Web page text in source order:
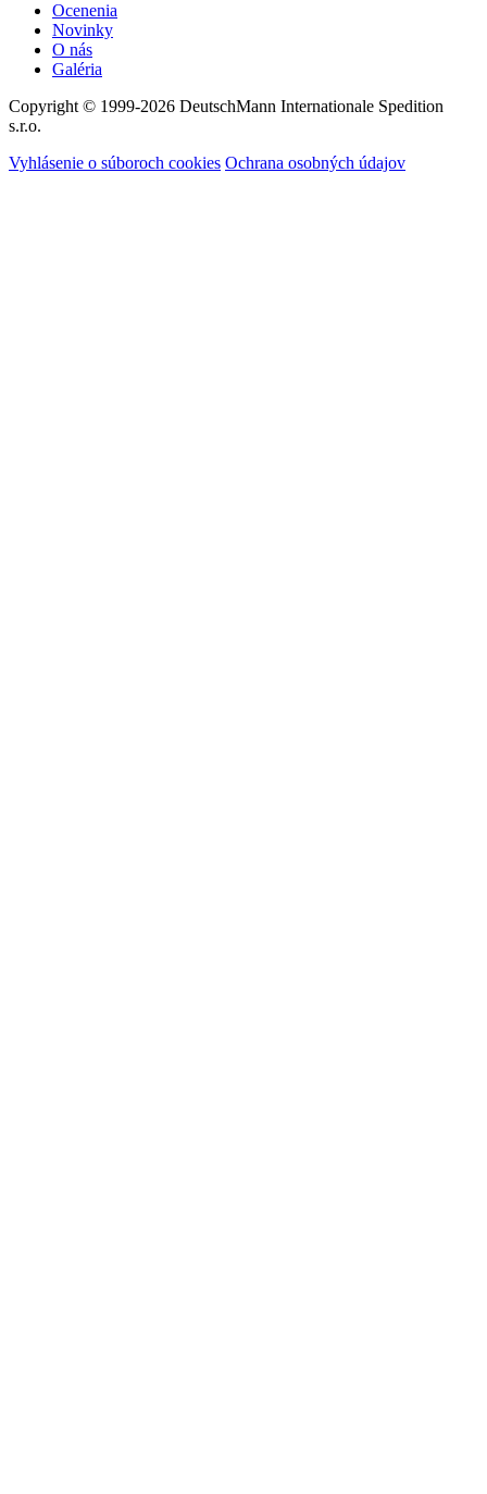
Ocenenia
Novinky
O nás
Galéria
Copyright © 1999-2026 DeutschMann Internationale Spedition
s.r.o.
Vyhlásenie o súboroch cookies Ochrana osobných údajov